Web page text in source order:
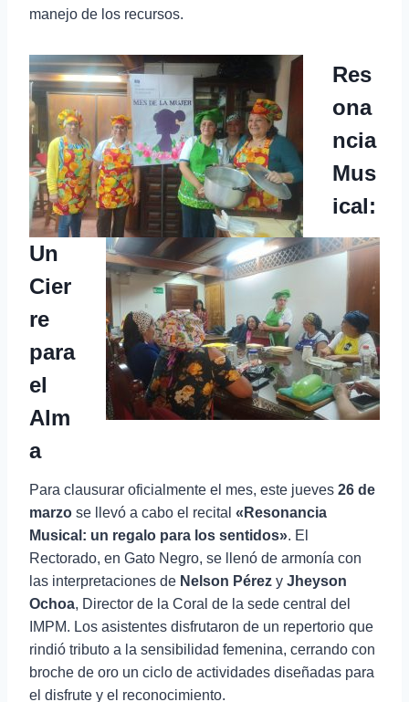
manejo de los recursos.
Res
ona
ncia
Mus
ical:
Un
Cier
re
para
el
Alm
a
Para clausurar oficialmente el mes, este jueves 26 de
marzo se llevó a cabo el recital «Resonancia
Musical: un regalo para los sentidos». El
Rectorado, en Gato Negro, se llenó de armonía con
las interpretaciones de Nelson Pérez y Jheyson
Ochoa, Director de la Coral de la sede central del
IMPM. Los asistentes disfrutaron de un repertorio que
rindió tributo a la sensibilidad femenina, cerrando con
broche de oro un ciclo de actividades diseñadas para
el disfrute y el reconocimiento.